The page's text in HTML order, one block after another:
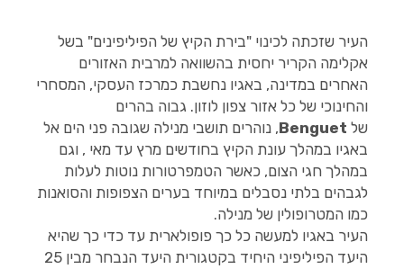
העיר שזכתה לכינוי "בירת הקיץ של הפיליפינים" בשל
אקלימה הקריר יחסית בהשוואה למרבית האזורים
האחרים במדינה, באגיו נחשבת כמרכז העסקי, המסחרי
והחינוכי של כל אזור צפון לוזון. גבוה בהרים
של Benguet, נוהרים תושבי מנילה שגובה פני הים אל
באגיו במהלך עונת הקיץ בחודשים מרץ עד מאי , וגם
במהלך חגי הצום, כאשר הטמפרטורות נוטות לעלות
לגבהים בלתי נסבלים במיוחד בערים הצפופות והסואנות
כמו המטרופולין של מנילה.
העיר באגיו למעשה כל כך פופולארית עד כדי כך שהיא
היעד הפיליפיני היחיד בקטגורית היעד הנבחר מבין 25